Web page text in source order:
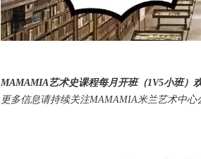
MAMAMIA艺术史课程每月开班（1V5小班）
更多信息请持续关注MAMAMIA米兰艺术中心